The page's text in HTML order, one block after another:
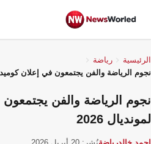
الرئيسية
رياضة
نجوم الرياضة والفن يجتمعون في إعلان كوميدي
نجوم الرياضة والفن
لمونديال 2026